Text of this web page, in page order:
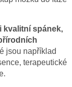
kvalitní spánek,
jsou například
terapeutické